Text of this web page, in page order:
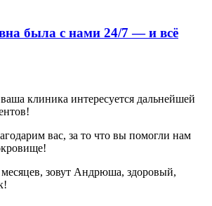
была с нами 24/7 — и всё
клиника интересуется дальнейшей
вас, за то что вы помогли нам
зовут Андрюша, здоровый,